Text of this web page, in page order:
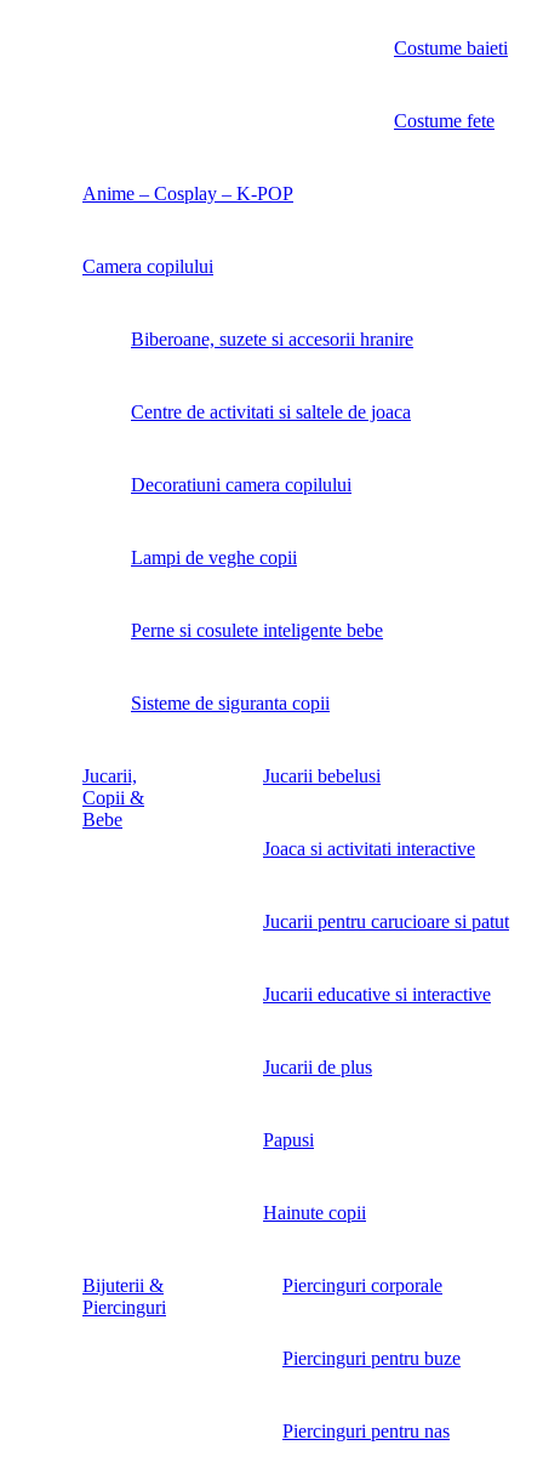
Costume baieti
Costume fete
Anime – Cosplay – K‑POP
Camera copilului
Biberoane, suzete si accesorii hranire
Centre de activitati si saltele de joaca
Decoratiuni camera copilului
Lampi de veghe copii
Perne si cosulete inteligente bebe
Sisteme de siguranta copii
Jucarii,
Copii &
Bebe
Jucarii bebelusi
Joaca si activitati interactive
Jucarii pentru carucioare si patut
Jucarii educative si interactive
Jucarii de plus
Papusi
Hainute copii
Bijuterii &
Piercinguri
Piercinguri corporale
Piercinguri pentru buze
Piercinguri pentru nas